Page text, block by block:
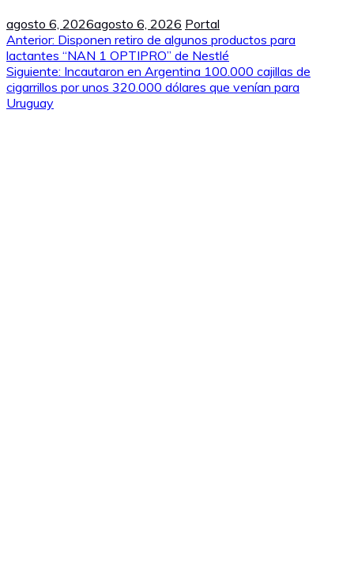
agosto 6, 2026agosto 6, 2026 Portal
Navegación
de
entradas
Anterior: Disponen retiro de algunos productos para
lactantes “NAN 1 OPTIPRO” de Nestlé
Siguiente: Incautaron en Argentina 100.000 cajillas de
cigarrillos por unos 320.000 dólares que venían para
Uruguay